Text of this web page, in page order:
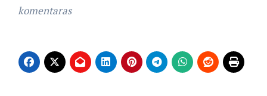
komentaras